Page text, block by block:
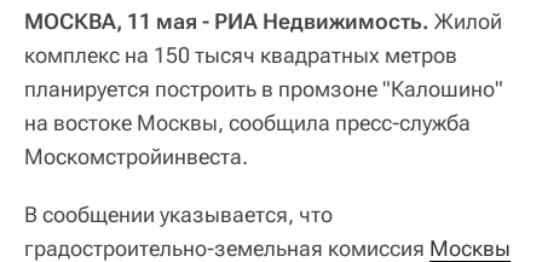
МОСКВА, 11 мая - РИА Недвижимость. Жилой
комплекс на 150 тысяч квадратных метров
планируется построить в промзоне "Калошино"
на востоке Москвы, сообщила пресс-служба
Москомстройинвеста.
В сообщении указывается, что
градостроительно-земельная комиссия Москвы